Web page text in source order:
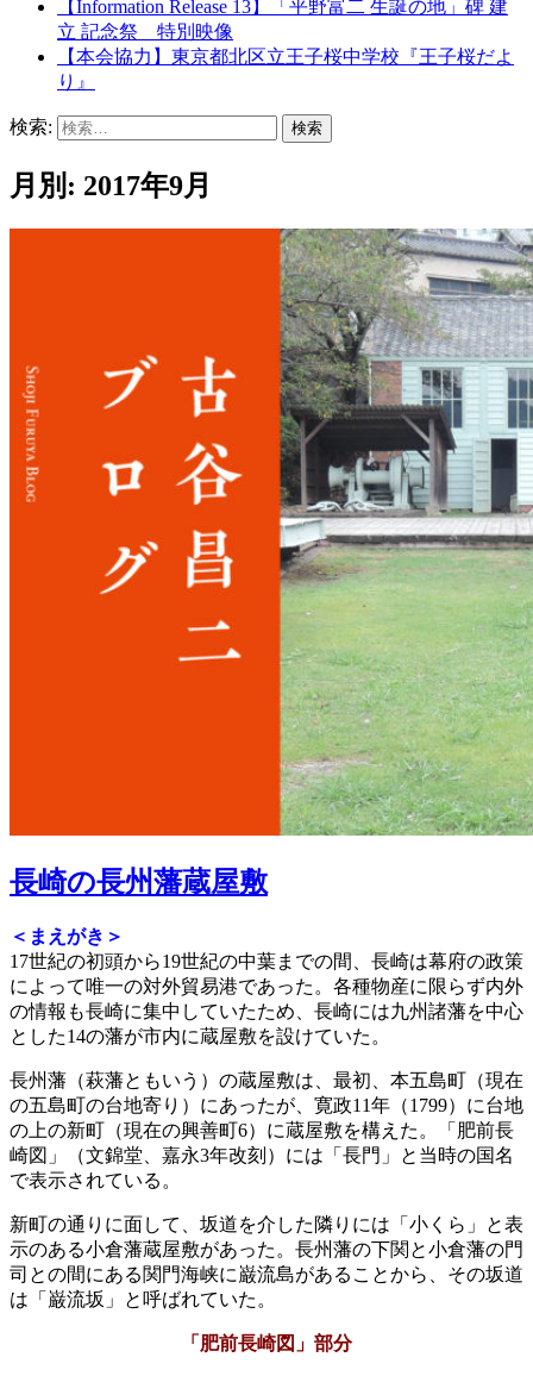
【Information Release 13】「平野富二 生誕の地」碑 建
立 記念祭 特別映像
【本会協力】東京都北区立王子桜中学校『王子桜だよ
り』
検索:
月別: 2017年9月
長崎の長州藩蔵屋敷
＜まえがき＞
17世紀の初頭から19世紀の中葉までの間、長崎は幕府の政策
によって唯一の対外貿易港であった。各種物産に限らず内外
の情報も長崎に集中していたため、長崎には九州諸藩を中心
とした14の藩が市内に蔵屋敷を設けていた。
長州藩（萩藩ともいう）の蔵屋敷は、最初、本五島町（現在
の五島町の台地寄り）にあったが、寛政11年（1799）に台地
の上の新町（現在の興善町6）に蔵屋敷を構えた。「肥前長
崎図」（文錦堂、嘉永3年改刻）には「長門」と当時の国名
で表示されている。
新町の通りに面して、坂道を介した隣りには「小くら」と表
示のある小倉藩蔵屋敷があった。長州藩の下関と小倉藩の門
司との間にある関門海峡に巌流島があることから、その坂道
は「巌流坂」と呼ばれていた。
「肥前長崎図」部分